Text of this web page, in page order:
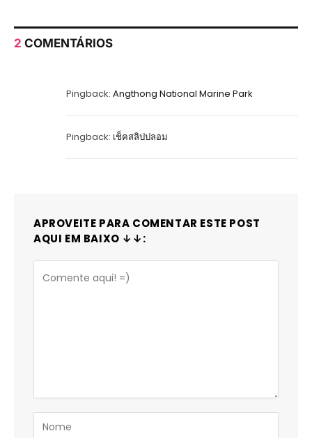
2 COMENTÁRIOS
Pingback: Angthong National Marine Park
Pingback: เช็คสลิปปลอม
APROVEITE PARA COMENTAR ESTE POST
AQUI EM BAIXO ↓↓: